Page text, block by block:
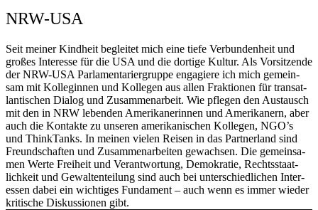
NRW-USA
Seit mei­ner Kind­heit beglei­tet mich eine tie­fe Ver­bun­den­heit und
gro­ßes Inter­es­se für die USA und die dor­ti­ge Kul­tur. Als Vor­sit­zen­de
der NRW-USA Par­la­men­ta­ri­er­grup­pe enga­gie­re ich mich gemein­
sam mit Kol­le­gin­nen und Kol­le­gen aus allen Frak­tio­nen für trans­at­
lan­ti­schen Dia­log und Zusam­men­ar­beit. Wie pfle­gen den Aus­tausch
mit den in NRW leben­den Ame­ri­ka­ne­rin­nen und Ame­ri­ka­nern, aber
auch die Kon­tak­te zu unse­ren ame­ri­ka­ni­schen Kol­le­gen, NGO’s
und ThinkTanks. In mei­nen vie­len Rei­sen in das Part­ner­land sind
Freund­schaf­ten und Zusam­men­ar­bei­ten gewach­sen. Die gemein­sa­
men Wer­te Frei­heit und Ver­ant­wor­tung, Demo­kra­tie, Rechts­staat­
lich­keit und Gewal­ten­tei­lung sind auch bei unter­schied­li­chen Inter­
es­sen dabei ein wich­ti­ges Fun­da­ment – auch wenn es immer wie­der
kri­ti­sche Dis­kus­sio­nen gibt.